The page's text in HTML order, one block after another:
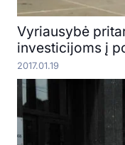
Vyriausybė
investicijoms į
2017.01.19